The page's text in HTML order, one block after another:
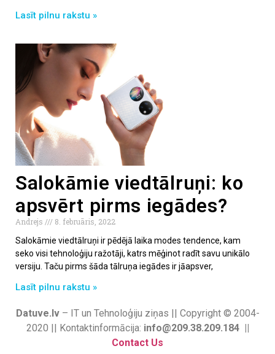
Lasīt pilnu rakstu »
Salokāmie viedtālruņi: ko
apsvērt pirms iegādes?
Andrejs
8. februāris, 2022
Salokāmie viedtālruņi ir pēdējā laika modes tendence, kam
seko visi tehnoloģiju ražotāji, katrs mēģinot radīt savu unikālo
versiju. Taču pirms šāda tālruņa iegādes ir jāapsver,
Lasīt pilnu rakstu »
Datuve.lv– IT un Tehnoloģiju ziņas || Copyright © 2004-
2020 || Kontaktinformācija: info@209.38.209.184 ||
Contact Us